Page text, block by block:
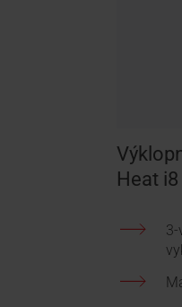
Heat i8